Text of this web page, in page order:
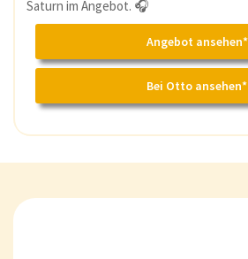
Saturn im Angebot. 🎧
Angebot ansehen*
Bei Otto ansehen*